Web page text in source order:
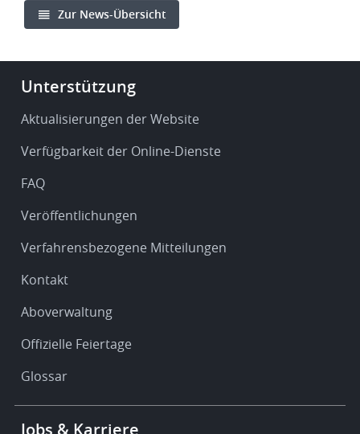
Zur News-Übersicht
Footer
Service
support
Unterstützung
Aktualisierungen der Website
Verfügbarkeit der Online-Dienste
FAQ
Veröffentlichungen
Verfahrensbezogene Mitteilungen
Kontakt
Aboverwaltung
Offizielle Feiertage
Glossar
Jobs & Karriere